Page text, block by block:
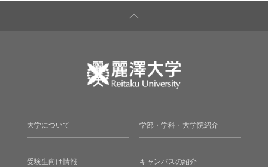
大学について 学部・学科・大学院紹介
受験生向け情報 キャンパスの紹介